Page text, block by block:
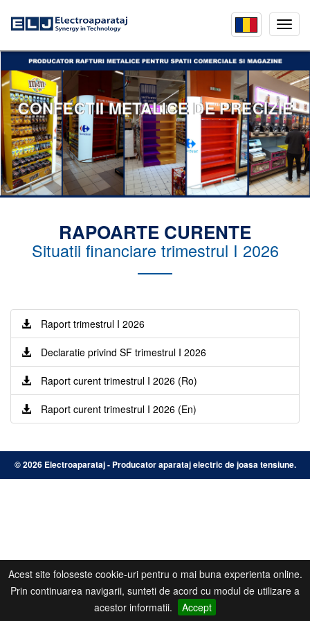
Acest site foloseste cookie-uri pentru o mai buna experienta online.
Prin continuarea navigarii, sunteti de acord cu modul de utilizare a
acestor informatii.
Accept
menu
CONFECTII METALICE DE PRECIZIE
RAPOARTE CURENTE
Situatii financiare trimestrul I 2026
Raport trimestrul I 2026
Declaratie privind SF trimestrul I 2026
Raport curent trimestrul I 2026 (Ro)
Raport curent trimestrul I 2026 (En)
©2026 Electroaparataj - Producator aparataj electric de joasa tensiune.